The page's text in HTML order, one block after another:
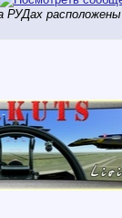
РУДах расположены